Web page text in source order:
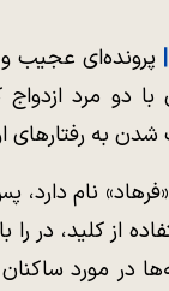
پرونده‌ای عجیب
با دو مرد
به رفتارهای
نام
از کلید، در
در مورد